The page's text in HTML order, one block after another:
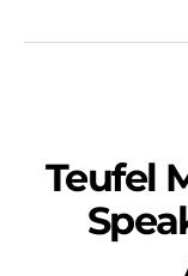
Teufel